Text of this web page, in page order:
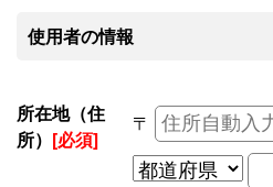
使用者の情報
所在地（住
所） [必須]
〒